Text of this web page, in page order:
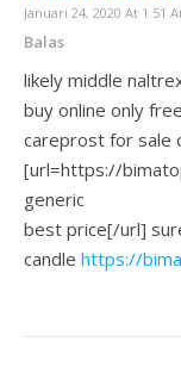
Januari 24, 2020 At 1:51
Balas
likely middle
buy online only
careprost for sale
[url=https://
generic
best price[/url]
candle https://